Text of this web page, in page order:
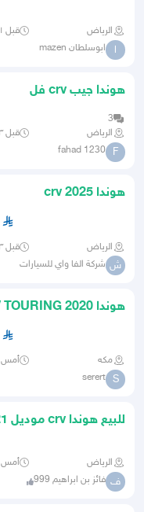
الرياض قبل ٢١ ساعة
ا ابوسلطان mazen
هوندا جيب crv فل
3
الرياض
قبل ٢٣ ساعة
F
fahad 1230
هوندا crv 2025
الرياض قبل ٢٣ ساعة
ش شركة الفا واي للسيارات
هوندا CRV TOURING 2020 أعلى فئة
مكه أمس
S
serert
للبيع هوندا crv موديل 2021 نص فل
الرياض أمس
ف فائز بن ابراهيم 999